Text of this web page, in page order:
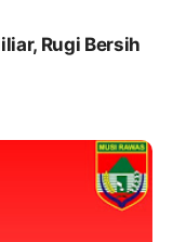
Rugi Bersih